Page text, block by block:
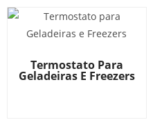
Termostato Para
Geladeiras E Freezers